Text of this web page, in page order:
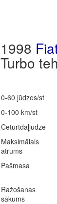
1998
Turbo
0-60 jūdzes/st
0-100 km/st
Ceturtdaļjūdze
Maksimālais
ātrums
Pašmasa
Ražošanas
sākums